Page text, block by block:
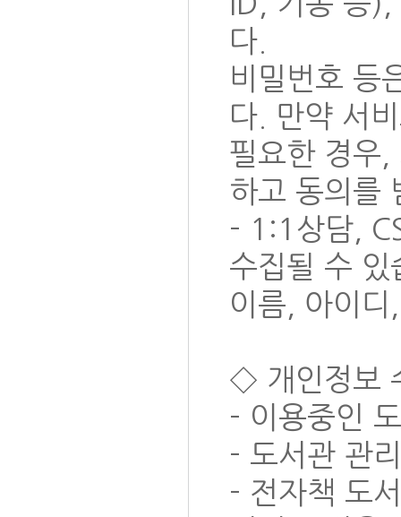
다.
비밀번호 등
다. 만약 서
필요한 경우,
하고 동의를
- 1:1상담,
수집될 수 있
이름, 아이
◇ 개인정보
- 이용중인
- 도서관 관
- 전자책 도